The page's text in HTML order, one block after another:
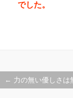
でした。
← 力の無い優しさは